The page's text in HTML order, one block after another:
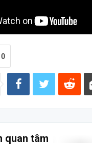
0
quan tâm